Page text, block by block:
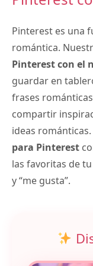
Pinterest es una
romántica.
Pinterest con el
guardar en
frases
compartir
ideas románticas.
para Pinterest
las favoritas de
y “me gusta”.